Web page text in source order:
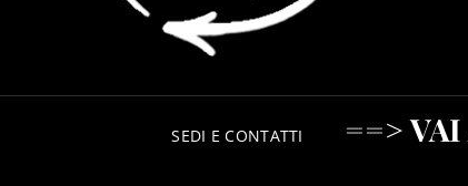
SEDI E CONTATTI ==>